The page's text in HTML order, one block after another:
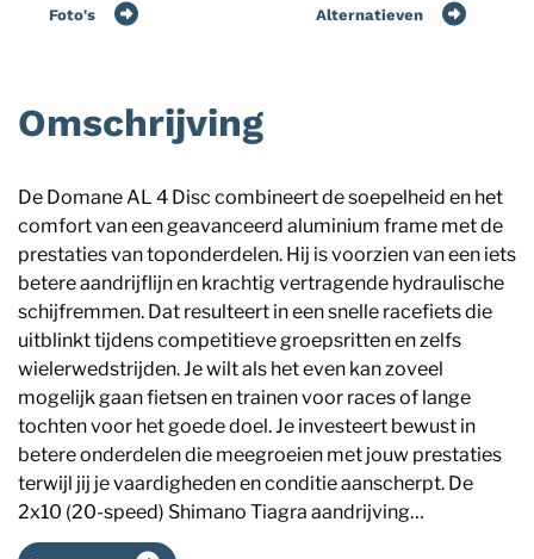
Foto's Alternatieven
Omschrijving
De Domane AL 4 Disc combineert de soepelheid en het
comfort van een geavanceerd aluminium frame met de
prestaties van toponderdelen. Hij is voorzien van een iets
betere aandrijflijn en krachtig vertragende hydraulische
schijfremmen. Dat resulteert in een snelle racefiets die
uitblinkt tijdens competitieve groepsritten en zelfs
wielerwedstrijden. Je wilt als het even kan zoveel
mogelijk gaan fietsen en trainen voor races of lange
tochten voor het goede doel. Je investeert bewust in
betere onderdelen die meegroeien met jouw prestaties
terwijl jij je vaardigheden en conditie aanscherpt. De
2x10 (20-speed) Shimano Tiagra aandrijving…